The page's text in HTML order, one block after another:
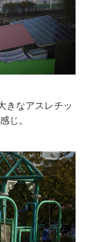
きなアスレチッ
じ。